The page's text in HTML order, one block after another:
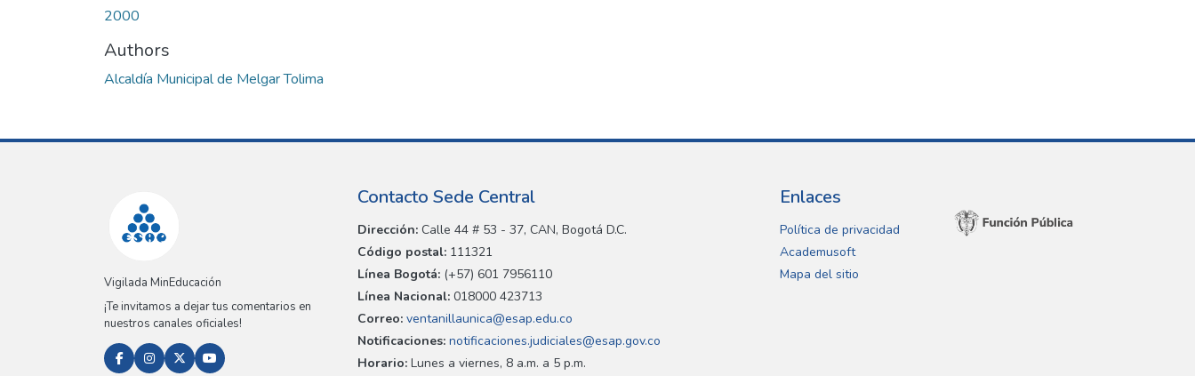
2000
Authors
Alcaldía Municipal de Melgar Tolima
Vigilada MinEducación
¡Te invitamos a dejar tus comentarios en
nuestros canales oficiales!
Contacto Sede Central
Dirección: Calle 44 # 53 - 37, CAN, Bogotá D.C.
Código postal: 111321
Línea Bogotá: (+57) 601 7956110
Línea Nacional: 018000 423713
Correo: ventanillaunica@esap.edu.co
Notificaciones: notificaciones.judiciales@esap.gov.co
Horario: Lunes a viernes, 8 a.m. a 5 p.m.
Enlaces
Política de privacidad
Academusoft
Mapa del sitio